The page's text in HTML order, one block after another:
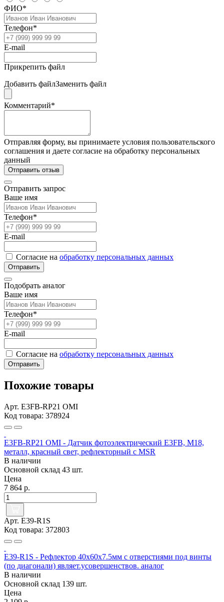
ФИО*
Телефон*
E-mail
Прикрепить файл
Добавить файлЗаменить файл
Комментарий*
Отправляя форму, вы принимаете условия пользовательского
соглашения и даете согласие на обработку персональных
данный
Отправить отзыв
Отправить запрос
Ваше имя
Телефон*
E-mail
Согласие на обработку персональных данных
Отправить
Подобрать аналог
Ваше имя
Телефон*
E-mail
Согласие на обработку персональных данных
Отправить
Похожие товары
Арт. E3FB-RP21 OMI
Код товара: 378924
E3FB-RP21 OMI - Датчик фотоэлектрический E3FB, M18,
металл, красный свет, рефлекторный с MSR
В наличии
Основной склад 43 шт.
Цена
7 864 р.
Арт. E39-R1S
Код товара: 372803
E39-R1S - Рефлектор 40x60x7.5мм с отверстиями под винты
(по диагонали) являет.усовершенствов. аналог
В наличии
Основной склад 139 шт.
Цена